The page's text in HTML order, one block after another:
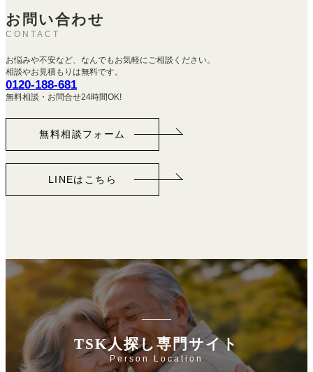
お問い合わせ
CONTACT
お悩みや不安など、なんでもお気軽にご相談ください。
相談やお見積もりは無料です。
0120-188-681
無料相談・お問合せ24時間OK!
無料相談フォーム
LINEはこちら
TSK人探し専門サイト
Person Location